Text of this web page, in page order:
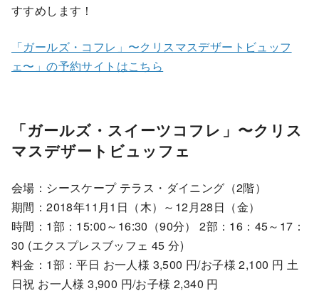
すすめします！
「ガールズ・コフレ」〜クリスマスデザートビュッフ
ェ〜」の予約サイトはこちら
「ガールズ・スイーツコフレ」〜クリス
マスデザートビュッフェ
会場：シースケープ テラス・ダイニング（2階）
期間：2018年11月1日（木）～12月28日（金）
時間：1部：15:00～16:30（90分） 2部：16：45～17：
30 (エクスプレスブッフェ 45 分)
料金：1部：平日 お一人様 3,500 円/お子様 2,100 円 土
日祝 お一人様 3,900 円/お子様 2,340 円